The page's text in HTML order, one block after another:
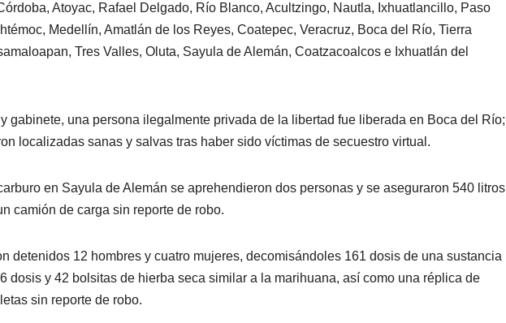
Atoyac, Rafael Delgado, Río Blanco, Acultzingo, Nautla, Ixhuatlancillo, Paso
Medellín, Amatlán de los Reyes, Coatepec, Veracruz, Boca del Río, Tierra
Tres Valles, Oluta, Sayula de Alemán, Coatzacoalcos e Ixhuatlán del
gabinete, una persona ilegalmente privada de la libertad fue liberada en Boca del Río;
localizadas sanas y salvas tras haber sido víctimas de secuestro virtual.
en Sayula de Alemán se aprehendieron dos personas y se aseguraron 540 litros
camión de carga sin reporte de robo.
detenidos 12 hombres y cuatro mujeres, decomisándoles 161 dosis de una sustancia
dosis y 42 bolsitas de hierba seca similar a la marihuana, así como una réplica de
sin reporte de robo.